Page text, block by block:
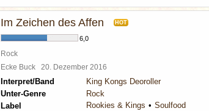
Im Zeichen des Affen HOT
6,0
Rock
Ecke Buck 20. Dezember 2016
Interpret/Band
King Kongs Deoroller
Unter-Genre
Rock
Label
Rookies & Kings Soulfood